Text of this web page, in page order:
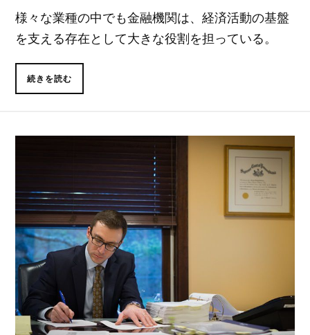
様々な業種の中でも金融機関は、経済活動の基盤
を支える存在として大きな役割を担っている。
続きを読む